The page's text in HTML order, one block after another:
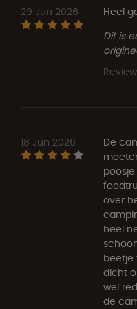
29 Jun 2026
Heel
Dit is
18 Jun 2026
De
over
heel
beetje
dicht
wel
de